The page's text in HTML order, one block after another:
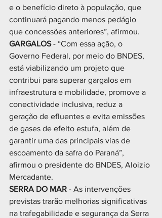
e o benefício direto à população, que
continuará pagando menos pedágio
que concessões anteriores”, afirmou.
GARGALOS - “Com essa ação, o
Governo Federal, por meio do BNDES,
está viabilizando um projeto que
contribui para superar gargalos em
infraestrutura e mobilidade, promove a
conectividade inclusiva, reduz a
geração de efluentes e evita emissões
de gases de efeito estufa, além de
garantir uma das principais vias de
escoamento da safra do Paraná”,
afirmou o presidente do BNDES, Aloizio
Mercadante.
SERRA DO MAR - As intervenções
previstas trarão melhorias significativas
na trafegabilidade e segurança da Serra